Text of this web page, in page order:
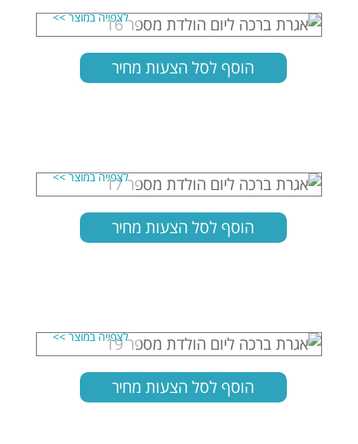
הוסף לסל הצעות מחיר
הוסף לסל הצעות מחיר
הוסף לסל הצעות מחיר